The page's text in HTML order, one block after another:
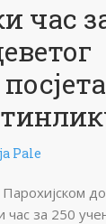
час
Pale
час за 250